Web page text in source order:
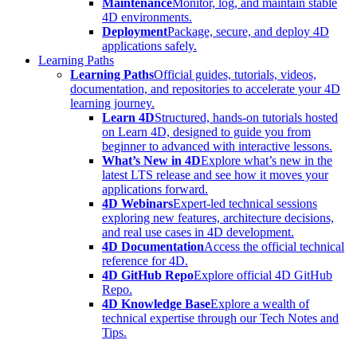
MaintenanceMonitor, log, and maintain stable
4D environments.
DeploymentPackage, secure, and deploy 4D
applications safely.
Learning Paths
Learning PathsOfficial guides, tutorials, videos,
documentation, and repositories to accelerate your 4D
learning journey.
Learn 4DStructured, hands-on tutorials hosted
on Learn 4D, designed to guide you from
beginner to advanced with interactive lessons.
What’s New in 4DExplore what’s new in the
latest LTS release and see how it moves your
applications forward.
4D WebinarsExpert-led technical sessions
exploring new features, architecture decisions,
and real use cases in 4D development.
4D DocumentationAccess the official technical
reference for 4D.
4D GitHub RepoExplore official 4D GitHub
Repo.
4D Knowledge BaseExplore a wealth of
technical expertise through our Tech Notes and
Tips.